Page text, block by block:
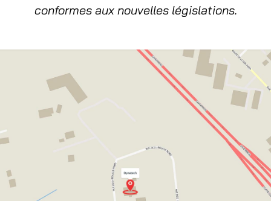
conformes aux nouvelles législations.